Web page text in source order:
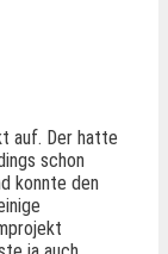
auf. Der hatte
schon
konnte den